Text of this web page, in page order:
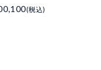
(税込)